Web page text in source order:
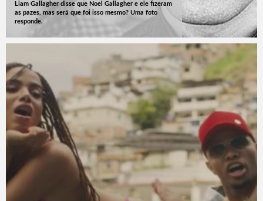
Liam Gallagher disse que Noel Gallagher e ele fizeram
as pazes, mas será que foi isso mesmo? Uma foto
responde.